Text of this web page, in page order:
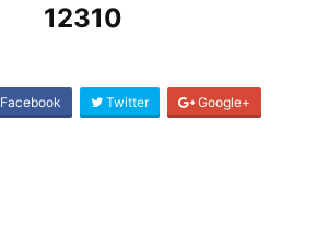
12310
Facebook Twitter Google+